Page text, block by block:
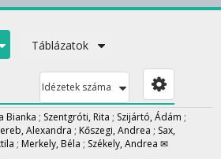
Táblázatok
Idézetek száma
Bianka ; Szentgróti, Rita ; Szijártó, Ádám ;
Alexandra ; Kőszegi, Andrea ; Sax,
; Merkely, Béla ; Székely, Andrea ✉